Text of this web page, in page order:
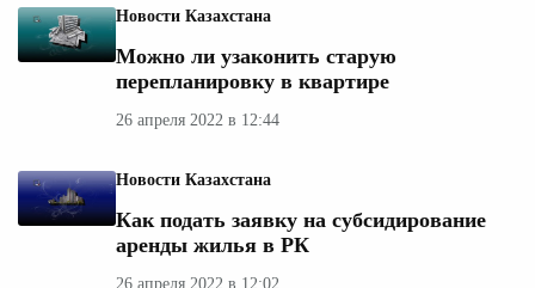
Новости Казахстана
Можно ли узаконить старую
перепланировку в квартире
26 апреля 2022 в 12:44
Новости Казахстана
Как подать заявку на субсидирование
аренды жилья в РК
26 апреля 2022 в 12:02